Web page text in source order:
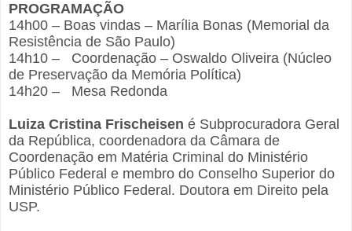
PROGRAMAÇÃO
14h00 – Boas vindas – Marília Bonas (Memorial da
Resistência de São Paulo)
14h10 – Coordenação – Oswaldo Oliveira (Núcleo
de Preservação da Memória Política)
14h20 – Mesa Redonda
Luiza Cristina Frischeisen é Subprocuradora Geral
da República, coordenadora da Câmara de
Coordenação em Matéria Criminal do Ministério
Público Federal e membro do Conselho Superior do
Ministério Público Federal. Doutora em Direito pela
USP.